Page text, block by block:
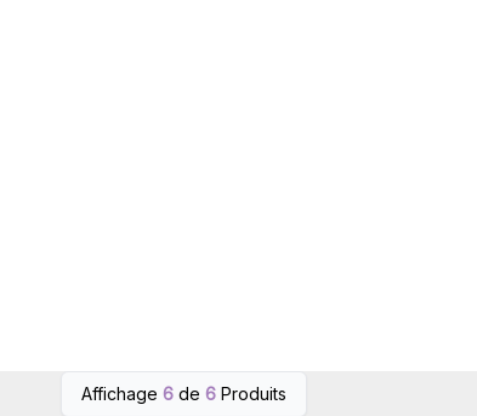
Affichage 6 de 6 Produits
vous pour accéder aux prix de
gros